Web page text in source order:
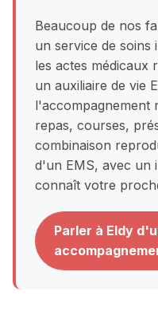
Beaucoup de nos
un service de soins
les actes médicaux
un auxiliaire de vie
l'accompagnement
repas, courses,
combinaison
d'un EMS, avec un
connaît votre
Parler à Eldy